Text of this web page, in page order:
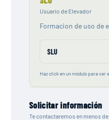
Usuario de Elevador
Formacion de uso de
SLU
Haz click en un módulo para ver
Solicitar información
Te contactaremos en menos de